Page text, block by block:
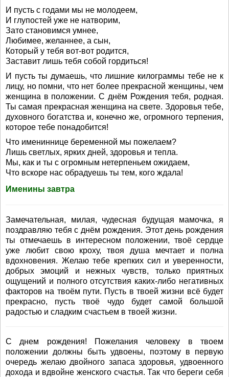
И пусть с годами мы не молодеем,
И глупостей уже не натворим,
Зато становимся умнее,
Любимее, желаннее, а сын,
Который у тебя вот-вот родится,
Заставит лишь тебя собой гордиться!
И пусть ты думаешь, что лишние килограммы тебе не к
лицу, но помни, что нет более прекрасной женщины, чем
женщина в положении. С днём Рождения тебя, родная.
Ты самая прекрасная женщина на свете. Здоровья тебе,
духовного богатства и, конечно же, огромного терпения,
которое тебе понадобится!
Что имениннице беременной мы пожелаем?
Лишь светлых, ярких дней, здоровья и тепла.
Мы, как и ты с огромным нетерпеньем ожидаем,
Что вскоре нас обрадуешь ты тем, кого ждала!
Именины завтра
Замечательная, милая, чудесная будущая мамочка, я
поздравляю тебя с днём рождения. Этот день рождения
ты отмечаешь в интересном положении, твоё сердце
уже любит свою кроху, твоя душа мечтает и полна
вдохновения. Желаю тебе крепких сил и уверенности,
добрых эмоций и нежных чувств, только приятных
ощущений и полного отсутствия каких-либо негативных
факторов на твоём пути. Пусть в твоей жизни всё будет
прекрасно, пусть твоё чудо будет самой большой
радостью и сладким счастьем в твоей жизни.
С днем рождения! Пожелания человеку в твоем
положении должны быть удвоены, поэтому в первую
очередь желаю двойного запаса здоровья, удвоенного
дохода и вдвойне женского счастья. Так что береги себя